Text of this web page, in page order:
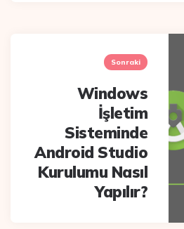
navigationSonraki
Windows
İşletim
Sisteminde
Android Studio
Kurulumu Nasıl
Yapılır?